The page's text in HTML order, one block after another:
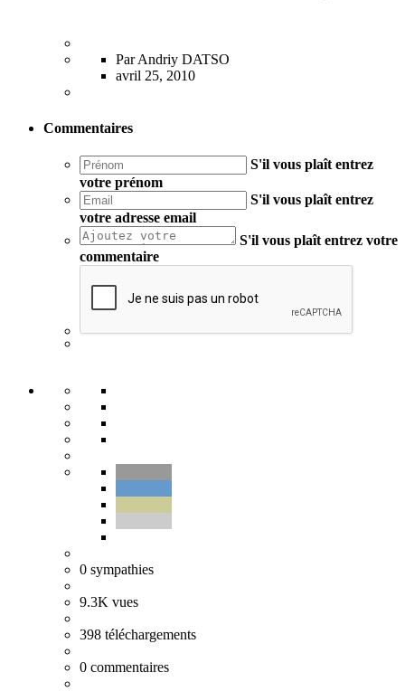
Par Andriy DATSO
avril 25, 2010
Commentaires
S'il vous plaît entrez
votre prénom
S'il vous plaît entrez
votre adresse email
S'il vous plaît entrez votre
commentaire
0 sympathies
9.3K vues
398 téléchargements
0 commentaires